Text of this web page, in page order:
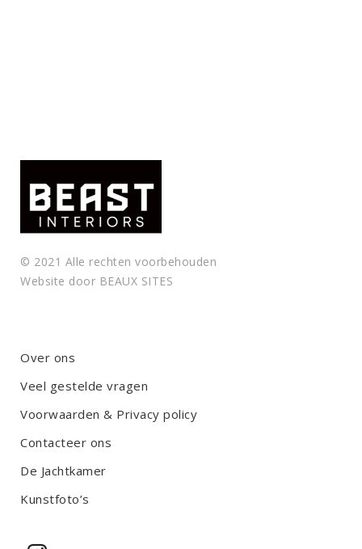
© 2021 Alle rechten voorbehouden
Website door BEAUX SITES
Over ons
Veel gestelde vragen
Voorwaarden & Privacy policy
Contacteer ons
De Jachtkamer
Kunstfoto’s